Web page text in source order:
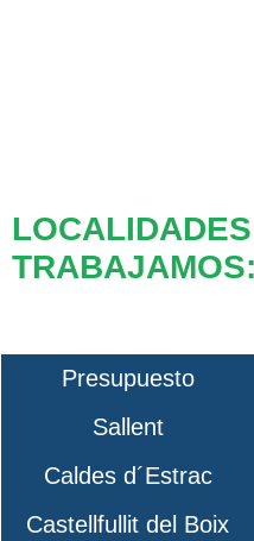
TRABAJAMOS:
Presupuesto
Sallent
Caldes d´Estrac
Castellfullit del Boix